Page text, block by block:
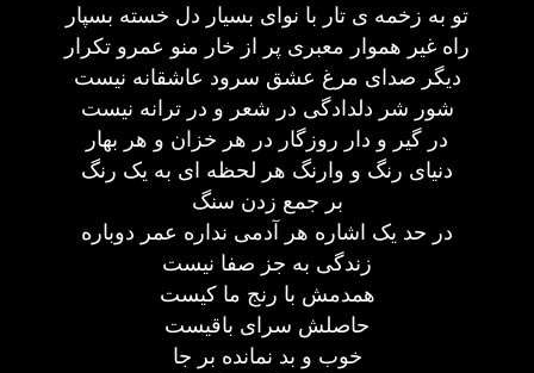
تو به زخمه ی تار با نوای بسیار دل خسته بسپار
راه غیر هموار معبری پر از خار منو عمرو تکرار
دیگر صدای مرغ عشق سرود عاشقانه نیست
شور شر دلدادگی در شعر و در ترانه نیست
در گیر و دار روزگار در هر خزان و هر بهار
دنیای رنگ و وارنگ هر لحظه ای به یک رنگ
بر جمع زدن سنگ
در حد یک اشاره هر آدمی نداره عمر دوباره
زندگی به جز صفا نیست
همدمش با رنج ما کیست
حاصلش سرای باقیست
خوب و بد نمانده بر جا